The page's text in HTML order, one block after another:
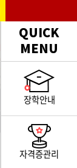
QUICK
MENU
장학안내
자격증관리